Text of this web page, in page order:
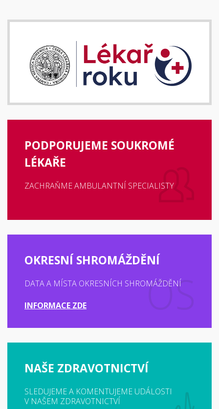
PODPORUJEME SOUKROMÉ
LÉKAŘE
ZACHRAŇME AMBULANTNÍ SPECIALISTY
OKRESNÍ SHROMÁŽDĚNÍ
DATA A MÍSTA OKRESNÍCH SHROMÁŽDĚNÍ
INFORMACE ZDE
NAŠE ZDRAVOTNICTVÍ
SLEDUJEME A KOMENTUJEME UDÁLOSTI
V NAŠEM ZDRAVOTNICTVÍ